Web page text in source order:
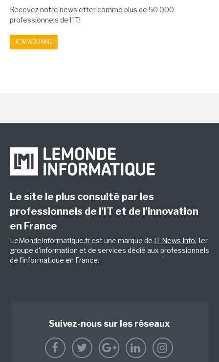
Recevez notre newsletter comme plus de 50 000
professionnels de l'IT!
JE M'ABONNE
Le site le plus consulté par les
professionnels de l’IT et de l’innovation
en France
LeMondeInformatique.fr est une marque de IT News Info, 1er
groupe d'information et de services dédié aux professionnels
de l'informatique en France.
Suivez-nous sur les réseaux